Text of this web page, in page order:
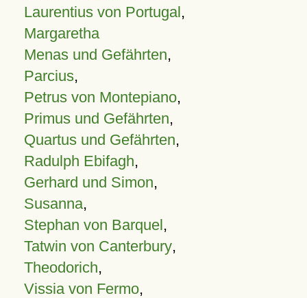
Laurentius von Portugal,
Margaretha
Menas und Gefährten,
Parcius,
Petrus von Montepiano,
Primus und Gefährten,
Quartus und Gefährten,
Radulph Ebifagh,
Gerhard und Simon,
Susanna,
Stephan von Barquel,
Tatwin von Canterbury,
Theodorich,
Vissia von Fermo,